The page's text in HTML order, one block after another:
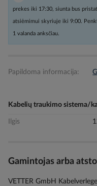
prekes iki 17:30, siunta bus
atsiėmimui skyriuje iki 9:00.
1 valanda anksčiau.
Papildoma informacija:
Kabelių traukimo sistema/
Ilgis
Gamintojas arba
VETTER GmbH